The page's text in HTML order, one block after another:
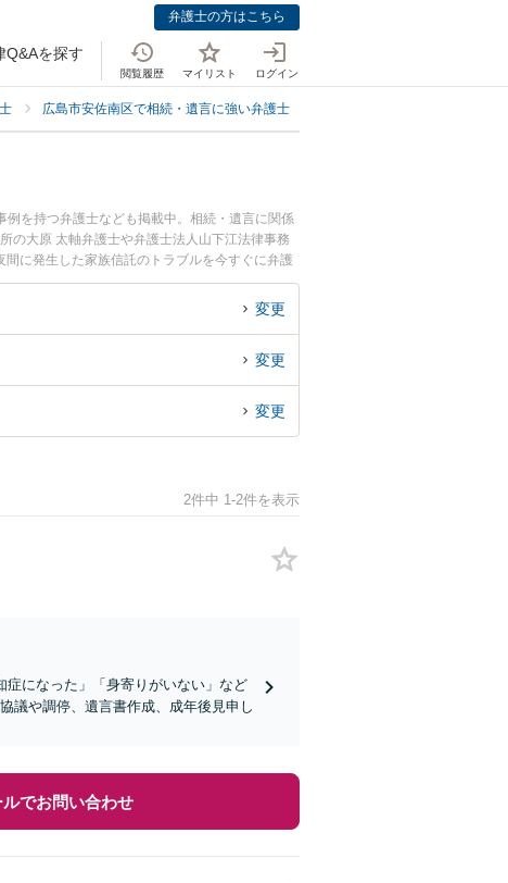
弁護士の方はこちら
Q&Aを探す
閲覧履歴 マイリスト ログイン
広島市安佐南区で相続・遺言に強い弁護士
を持つ弁護士なども掲載中。相続・遺言に関係
の大原 太軸弁護士や弁護士法人山下江法律事務
に発生した家族信託のトラブルを今すぐに弁護
る広島市安佐南区内の弁護士に相談予約したい』
変更
変更
変更
2件中 1-2件を表示
になった」「身寄りがいない」など
議や調停、遺言書作成、成年後見申し
ルでお問い合わせ